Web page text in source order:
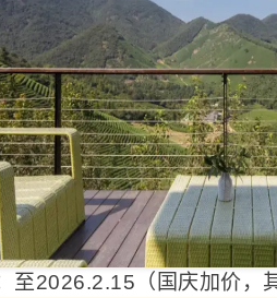
至2026.2.15（国庆加价，